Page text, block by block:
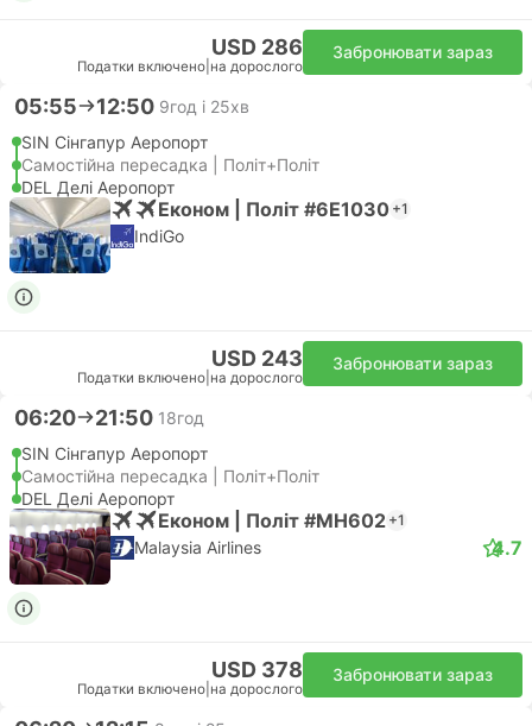
USD 286
Податки включено на дорослого
Забронювати зараз
05:55 12:50 9год і 25хв
SIN Сінгапур Аеропорт
Самостійна пересадка | Політ+Політ
DEL Делі Аеропорт
Економ | Політ #6E1030 +1
IndiGo
USD 243
Податки включено на дорослого
Забронювати зараз
06:20 21:50 18год
SIN Сінгапур Аеропорт
Самостійна пересадка | Політ+Політ
DEL Делі Аеропорт
Економ | Політ #MH602 +1
Malaysia Airlines 4.7
USD 378
Податки включено на дорослого
Забронювати зараз